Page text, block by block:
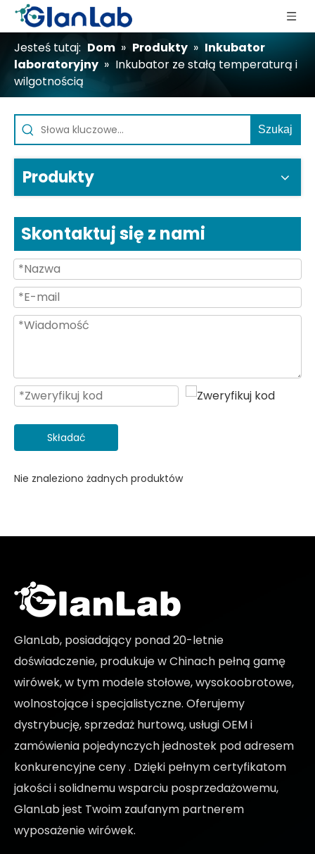
Jesteś tutaj: Dom » Produkty » Inkubator
laboratoryjny » Inkubator ze stałą temperaturą i
wilgotnością
Szukaj
Produkty
Skontaktuj się z nami
Składać
Nie znaleziono żadnych produktów
GlanLab, posiadający ponad 20-letnie
doświadczenie, produkuje w Chinach pełną gamę
wirówek, w tym modele stołowe, wysokoobrotowe,
wolnostojące i specjalistyczne. Oferujemy
dystrybucję, sprzedaż hurtową, usługi OEM i
zamówienia pojedynczych jednostek pod adresem
konkurencyjne ceny. Dzięki pełnym certyfikatom
jakości i solidnemu wsparciu posprzedażowemu,
GlanLab jest Twoim zaufanym partnerem
wyposażenie wirówek.